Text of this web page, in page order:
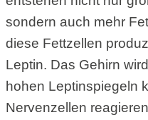
sondern auch mehr
diese Fettzellen
Leptin. Das Gehirn
hohen Leptinspiegeln
Nervenzellen